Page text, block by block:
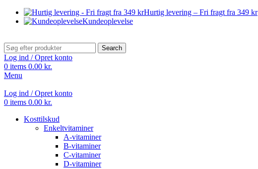
Hurtig levering – Fri fragt fra 349 kr
Kundeoplevelse
Search
Log ind / Opret konto
0 items 0.00 kr.
Menu
Log ind / Opret konto
0 items 0.00 kr.
Kosttilskud
Enkeltvitaminer
A-vitaminer
B-vitaminer
C-vitaminer
D-vitaminer